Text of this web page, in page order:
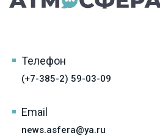
Телефон
(+7-385-2) 59-03-09
Email
news.asfera@ya.ru